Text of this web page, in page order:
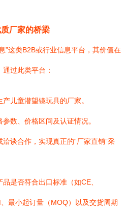
厂家的桥梁
”这类B2B或行业信息平台，其价值在
过此类平台：
儿童潜望镜玩具的厂家。
数、价格区间及认证情况。
谈合作，实现真正的“厂家直销”采
是否符合出口标准（如CE、
最小起订量（MOQ）以及交货周期